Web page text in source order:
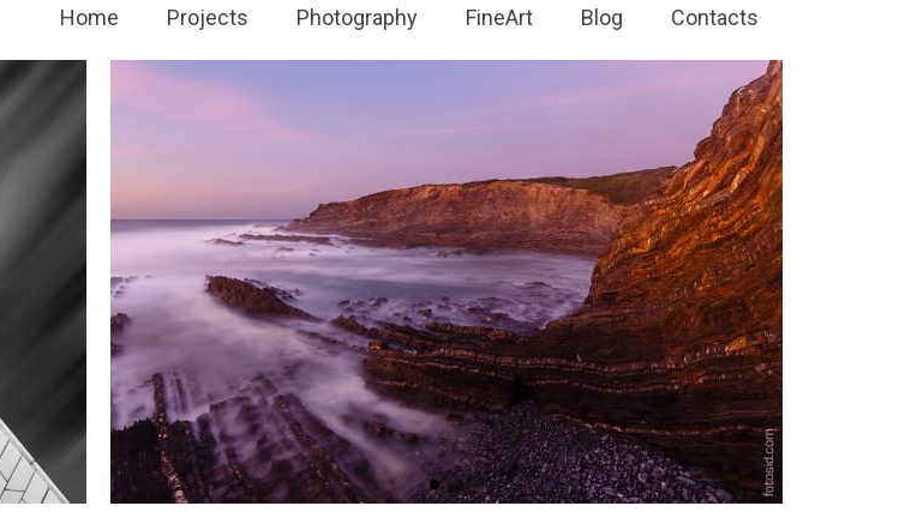
Home Projects Photography FineArt Blog Contacts